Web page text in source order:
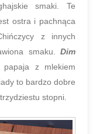
smaki. Te
ostra i pachnąca
z innych
smaku. Dim
z mlekiem
to bardzo dobre
stopni.